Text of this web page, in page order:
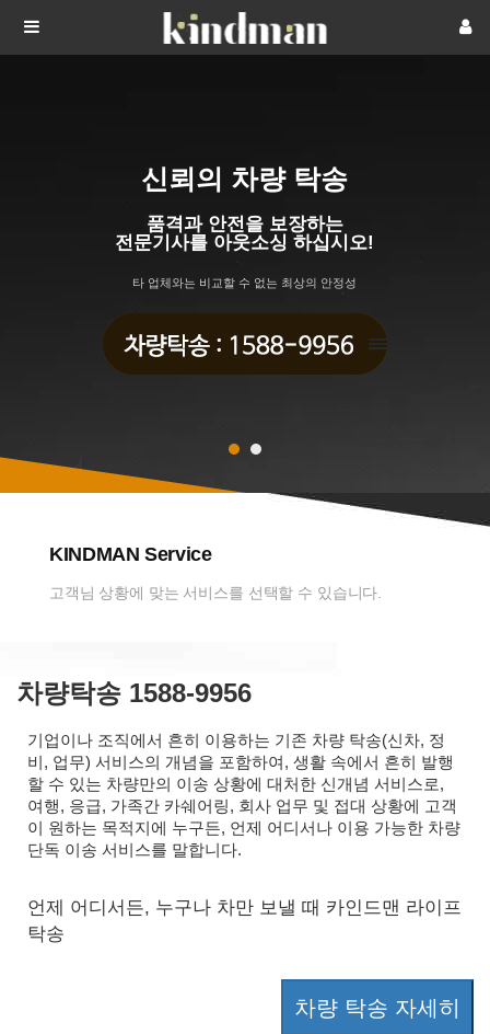
신뢰의 차량 탁송
품격과 안전을 보장하는
전문기사를 아웃소싱 하십시오!
타 업체와는 비교할 수 없는 최상의 안정성
KINDMAN Service
고객님 상황에 맞는 서비스를 선택할 수 있습니다.
차량탁송 1588-9956
기업이나 조직에서 흔히 이용하는 기존 차량 탁송(신차, 정
비, 업무) 서비스의 개념을 포함하여, 생활 속에서 흔히 발행
할 수 있는 차량만의 이송 상황에 대처한 신개념 서비스로,
여행, 응급, 가족간 카쉐어링, 회사 업무 및 접대 상황에 고객
이 원하는 목적지에 누구든, 언제 어디서나 이용 가능한 차량
단독 이송 서비스를 말합니다.
언제 어디서든, 누구나 차만 보낼 때 카인드맨 라이프
탁송
차량 탁송 자세히